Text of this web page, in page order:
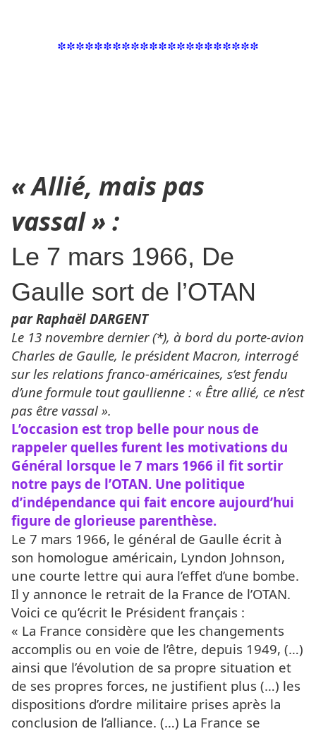
**********************
« Allié, mais pas
vassal » :
Le 7 mars 1966, De
Gaulle sort de l’OTAN
par Raphaël DARGENT
Le 13 novembre dernier (*), à bord du porte-avion
Charles de Gaulle, le président Macron, interrogé
sur les relations franco-américaines, s’est fendu
d’une formule tout gaullienne : « Être allié, ce n’est
pas être vassal ».
L’occasion est trop belle pour nous de
rappeler quelles furent les motivations du
Général lorsque le 7 mars 1966 il fit sortir
notre pays de l’OTAN. Une politique
d’indépendance qui fait encore aujourd’hui
figure de glorieuse parenthèse.
Le 7 mars 1966, le général de Gaulle écrit à
son homologue américain, Lyndon Johnson,
une courte lettre qui aura l’effet d’une bombe.
Il y annonce le retrait de la France de l’OTAN.
Voici ce qu’écrit le Président français :
« La France considère que les changements
accomplis ou en voie de l’être, depuis 1949, (…)
ainsi que l’évolution de sa propre situation et
de ses propres forces, ne justifient plus (…) les
dispositions d’ordre militaire prises après la
conclusion de l’alliance. (…) La France se